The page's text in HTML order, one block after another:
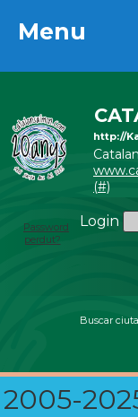
Menu
http://
(#)
Login
Password
perdut?
Buscar
2005-
Menu